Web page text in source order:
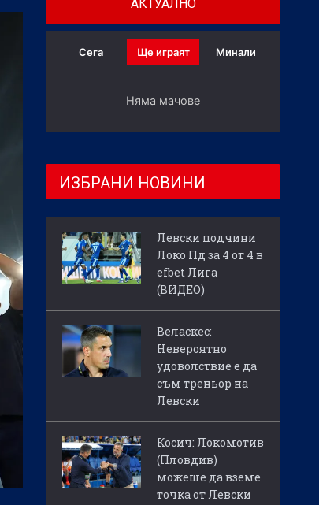
АКТУАЛНО
Сега Ще играят Минали
Няма мачове
ИЗБРАНИ НОВИНИ
Левски подчини
Локо Пд за 4 от 4 в
efbet Лига
(ВИДЕО)
Веласкес:
Невероятно
удоволствие е да
съм треньор на
Левски
Косич: Локомотив
(Пловдив)
можеше да вземе
точка от Левски